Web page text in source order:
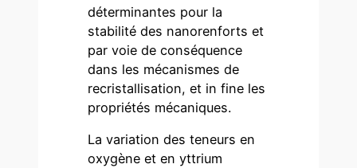
déterminantes pour la
stabilité des nanorenforts et
par voie de conséquence
dans les mécanismes de
recristallisation, et in fine les
propriétés mécaniques.
La variation des teneurs en
oxygène et en yttrium